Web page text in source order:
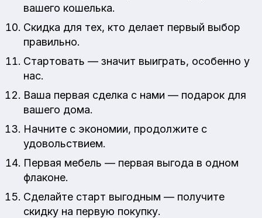
вашего кошелька.
Скидка для тех, кто делает первый выбор
правильно.
Стартовать — значит выиграть, особенно у
нас.
Ваша первая сделка с нами — подарок для
вашего дома.
Начните с экономии, продолжите с
удовольствием.
Первая мебель — первая выгода в одном
флаконе.
Сделайте старт выгодным — получите
скидку на первую покупку.